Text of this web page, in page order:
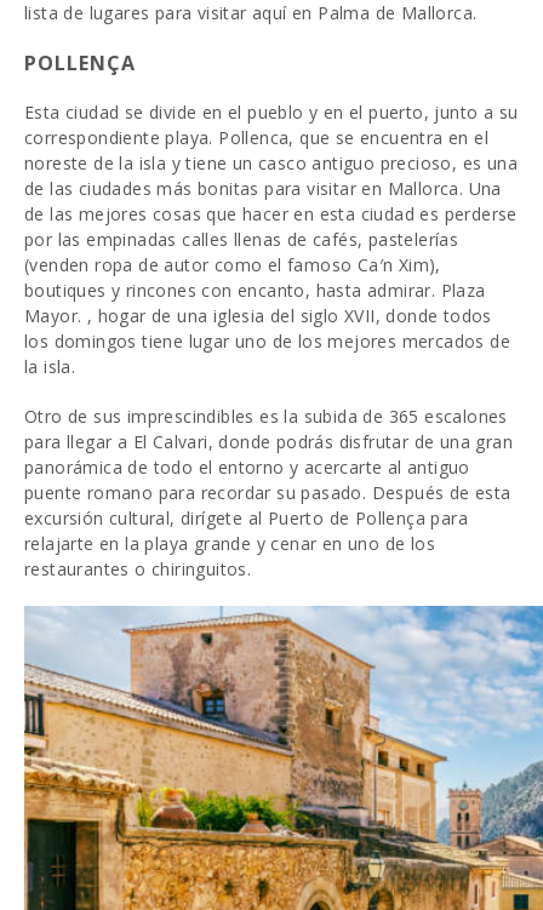
lista de lugares para visitar aquí en Palma de Mallorca.
POLLENÇA
Esta ciudad se divide en el pueblo y en el puerto, junto a su
correspondiente playa. Pollenca, que se encuentra en el
noreste de la isla y tiene un casco antiguo precioso, es una
de las ciudades más bonitas para visitar en Mallorca. Una
de las mejores cosas que hacer en esta ciudad es perderse
por las empinadas calles llenas de cafés, pastelerías
(venden ropa de autor como el famoso Ca′n Xim),
boutiques y rincones con encanto, hasta admirar. Plaza
Mayor. , hogar de una iglesia del siglo XVII, donde todos
los domingos tiene lugar uno de los mejores mercados de
la isla.
Otro de sus imprescindibles es la subida de 365 escalones
para llegar a El Calvari, donde podrás disfrutar de una gran
panorámica de todo el entorno y acercarte al antiguo
puente romano para recordar su pasado. Después de esta
excursión cultural, dirígete al Puerto de Pollença para
relajarte en la playa grande y cenar en uno de los
restaurantes o chiringuitos.